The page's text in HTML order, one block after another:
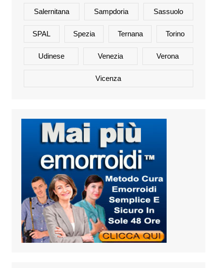
Salernitana Sampdoria Sassuolo
SPAL Spezia Ternana Torino
Udinese Venezia Verona
Vicenza